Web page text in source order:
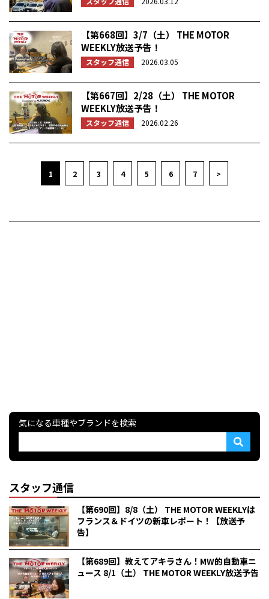
【第668回】3/7（土） THE MOTOR
WEEKLY放送予告！
スタッフ通信 2026.03.05
【第667回】2/28（土） THE MOTOR
WEEKLY放送予告！
スタッフ通信 2026.02.26
1 2 3 4 5 6 7 >
気になる車種やブランドを検索
スタッフ通信
【第690回】8/8（土） THE MOTOR WEEKLYは
フランス＆ドイツの新車レポート！【放送予
告】
【第689回】教えてアキラさん！MW的自動車ニ
ュース 8/1（土） THE MOTOR WEEKLY放送予告